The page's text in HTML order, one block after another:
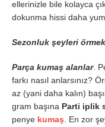
ellerinizle bile kolayca
dokunma hissi daha
Sezonluk şeyleri
Parça kumaş alanlar.
farkı nasıl anlarsınız?
az (yani daha kalın)
gram başına Parti iplik
penye kumaş. En zor